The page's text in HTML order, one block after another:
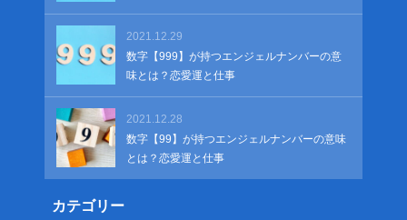
2021.12.29
数字【999】が持つエンジェルナンバーの意
味とは？恋愛運と仕事
2021.12.28
数字【99】が持つエンジェルナンバーの意味
とは？恋愛運と仕事
カテゴリー